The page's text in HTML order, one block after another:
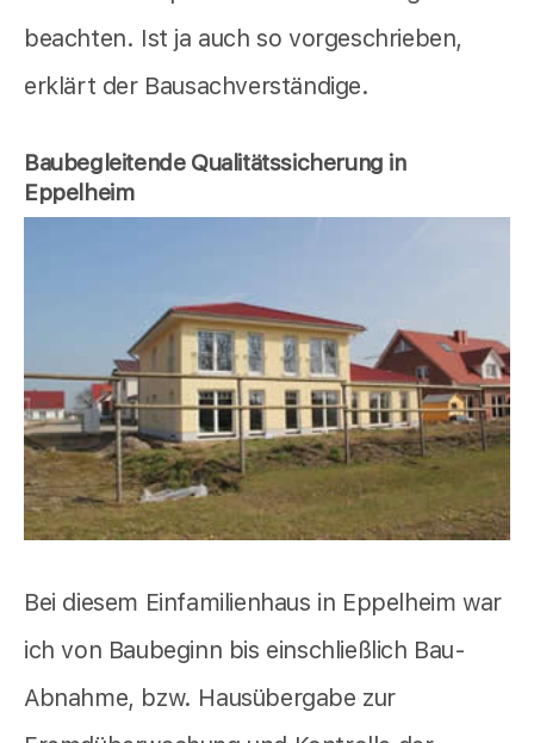
beachten. Ist ja auch so vorgeschrieben,
erklärt der Bausachverständige.
Baubegleitende Qualitätssicherung in
Eppelheim
Bei diesem Einfamilienhaus in Eppelheim war
ich von Baubeginn bis einschließlich Bau-
Abnahme, bzw. Hausübergabe zur